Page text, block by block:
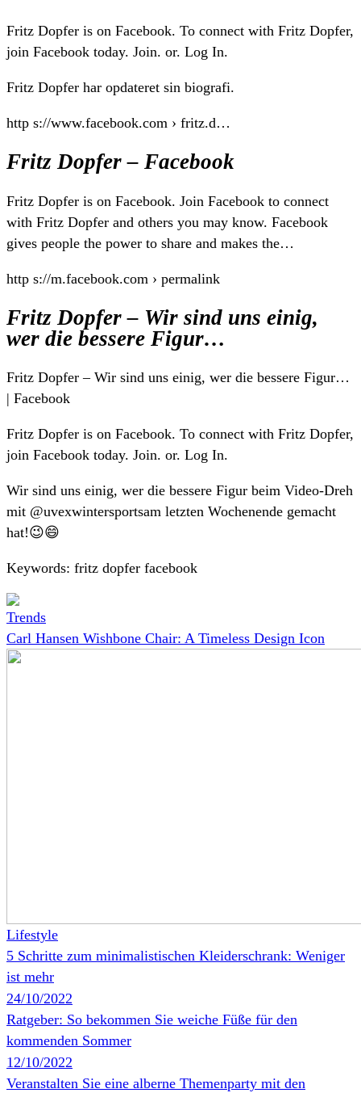
Fritz Dopfer is on Facebook. To connect with Fritz Dopfer,
join Facebook today. Join. or. Log In.
Fritz Dopfer har opdateret sin biografi.
http s://www.facebook.com › fritz.d…
Fritz Dopfer – Facebook
Fritz Dopfer is on Facebook. Join Facebook to connect
with Fritz Dopfer and others you may know. Facebook
gives people the power to share and makes the…
http s://m.facebook.com › permalink
Fritz Dopfer – Wir sind uns einig,
wer die bessere Figur…
Fritz Dopfer – Wir sind uns einig, wer die bessere Figur…
| Facebook
Fritz Dopfer is on Facebook. To connect with Fritz Dopfer,
join Facebook today. Join. or. Log In.
Wir sind uns einig, wer die bessere Figur beim Video-Dreh
mit @uvexwintersportsam letzten Wochenende gemacht
hat!😉😄
Keywords: fritz dopfer facebook
Trends
Carl Hansen Wishbone Chair: A Timeless Design Icon
Lifestyle
5 Schritte zum minimalistischen Kleiderschrank: Weniger
ist mehr
24/10/2022
Ratgeber: So bekommen Sie weiche Füße für den
kommenden Sommer
12/10/2022
Veranstalten Sie eine alberne Themenparty mit den